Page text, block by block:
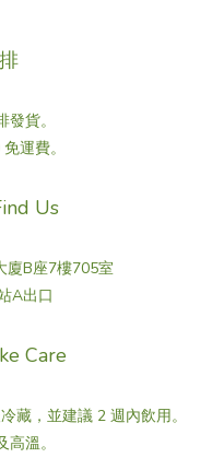
貨。
運費。
Us
廈B座7樓705室
A出口
Care
藏，並建議 2 週內飲用。
溫。